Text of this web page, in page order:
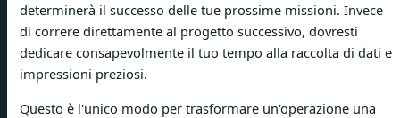
determinerà il successo delle tue prossime missioni. Invece
di correre direttamente al progetto successivo, dovresti
dedicare consapevolmente il tuo tempo alla raccolta di dati e
impressioni preziosi.
Questo è l'unico modo per trasformare un'operazione una